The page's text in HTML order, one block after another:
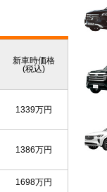
新車時価格
(税込)
1339万円
1386万円
1698万円